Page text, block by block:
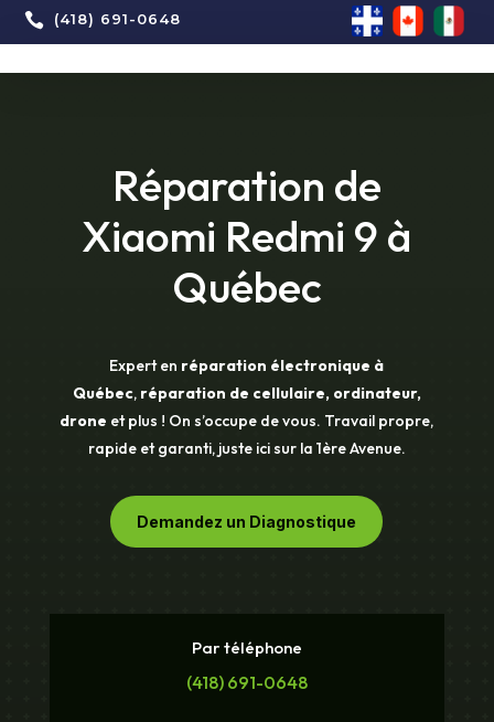
 (418) 691-0648
Réparation de
Xiaomi Redmi 9 à
Québec
Expert en réparation électronique à
Québec, réparation de cellulaire, ordinateur,
drone et plus ! On s’occupe de vous. Travail propre,
rapide et garanti, juste ici sur la 1ère Avenue.
Demandez un Diagnostique
Par téléphone
(418) 691-0648